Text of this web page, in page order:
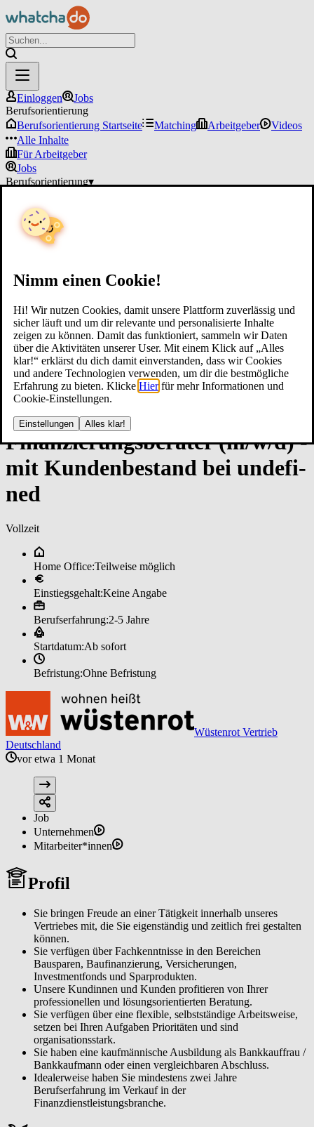
Nimm einen Cookie!
Hi! Wir nutzen Cookies, damit unsere Plattform zuverlässig und
sicher läuft und um dir relevante und personalisierte Inhalte
zeigen zu können. Damit das funktioniert, sammeln wir Daten
über die Aktivitäten unserer User. Mit einem Klick auf „Alles
klar!“ erklärst du dich damit einverstanden, dass wir Cookies
und andere Technologien verwenden, um dir die bestmögliche
Erfahrung zu bieten. Klicke Hier für mehr Informationen und
Cookie-Einstellungen.
Einstellungen Alles klar!
Einloggen
Jobs
Berufsorientierung
Berufsorientierung Startseite
Matching Arbeitgeber
Videos
Alle Inhalte
Für Arbeitgeber
Jobs
Berufsorientierung▾
Fi­nan­zie­rungs­be­ra­ter (m/w/d) ­
mit Kun­den­be­stan­d bei un­de­fi­
ned
Vollzeit
Home Office:Teilweise möglich
Einstiegsgehalt:Keine Angabe
Berufserfahrung:2-5 Jahre
Startdatum:Ab sofort
Befristung:Ohne Befristung
Wüstenrot Vertrieb
Deutschland
vor etwa 1 Monat
Job
Unternehmen
Mitarbeiter*innen
Profil
Sie bringen Freude an einer Tätigkeit innerhalb unseres
Vertriebes mit, die Sie eigenständig und zeitlich frei gestalten
können.
Sie verfügen über Fachkenntnisse in den Bereichen
Bausparen, Baufinanzierung, Versicherungen,
Investmentfonds und Sparprodukten.
Unsere Kundinnen und Kunden profitieren von Ihrer
professionellen und lösungsorientierten Beratung.
Sie verfügen über eine flexible, selbstständige Arbeitsweise,
setzen bei Ihren Aufgaben Prioritäten und sind
organisationsstark.
Sie haben eine kaufmännische Ausbildung als Bankkauffrau /
Bankkaufmann oder einen vergleichbaren Abschluss.
Idealerweise haben Sie mindestens zwei Jahre
Berufserfahrung im Verkauf in der
Finanzdienstleistungsbranche.